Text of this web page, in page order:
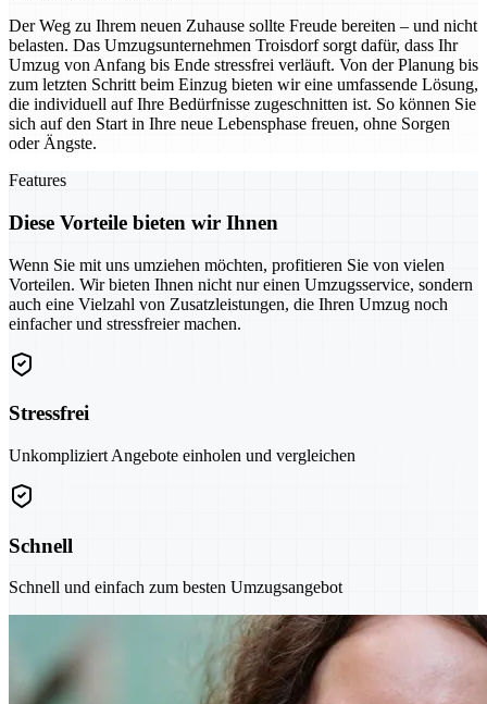
Der Weg zu Ihrem neuen Zuhause sollte Freude bereiten – und nicht
belasten. Das Umzugsunternehmen Troisdorf sorgt dafür, dass Ihr
Umzug von Anfang bis Ende stressfrei verläuft. Von der Planung bis
zum letzten Schritt beim Einzug bieten wir eine umfassende Lösung,
die individuell auf Ihre Bedürfnisse zugeschnitten ist. So können Sie
sich auf den Start in Ihre neue Lebensphase freuen, ohne Sorgen
oder Ängste.
Features
Diese Vorteile bieten wir Ihnen
Wenn Sie mit uns umziehen möchten, profitieren Sie von vielen
Vorteilen. Wir bieten Ihnen nicht nur einen Umzugsservice, sondern
auch eine Vielzahl von Zusatzleistungen, die Ihren Umzug noch
einfacher und stressfreier machen.
Stressfrei
Unkompliziert Angebote einholen und vergleichen
Schnell
Schnell und einfach zum besten Umzugsangebot